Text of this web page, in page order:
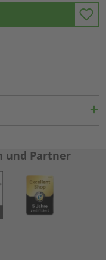
und Partner